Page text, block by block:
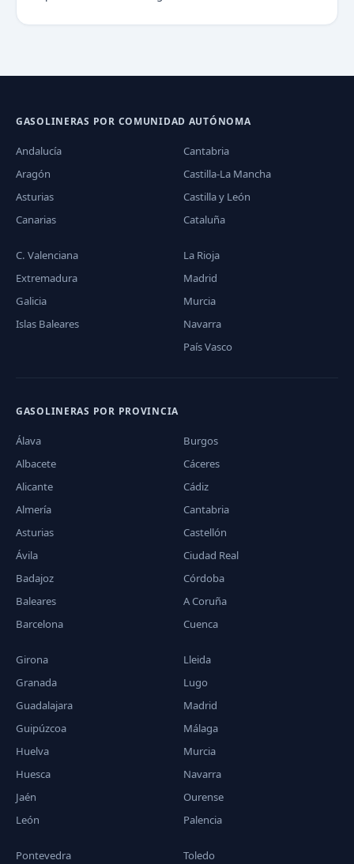
GASOLINERAS POR COMUNIDAD AUTÓNOMA
Andalucía
Aragón
Asturias
Canarias
Cantabria
Castilla-La Mancha
Castilla y León
Cataluña
C. Valenciana
Extremadura
Galicia
Islas Baleares
La Rioja
Madrid
Murcia
Navarra
País Vasco
GASOLINERAS POR PROVINCIA
Álava
Albacete
Alicante
Almería
Asturias
Ávila
Badajoz
Baleares
Barcelona
Burgos
Cáceres
Cádiz
Cantabria
Castellón
Ciudad Real
Córdoba
A Coruña
Cuenca
Girona
Granada
Guadalajara
Guipúzcoa
Huelva
Huesca
Jaén
León
Lleida
Lugo
Madrid
Málaga
Murcia
Navarra
Ourense
Palencia
Pontevedra Toledo